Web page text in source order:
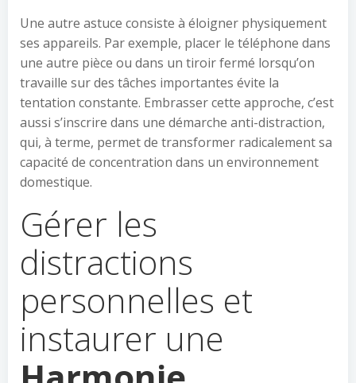
Une autre astuce consiste à éloigner physiquement
ses appareils. Par exemple, placer le téléphone dans
une autre pièce ou dans un tiroir fermé lorsqu’on
travaille sur des tâches importantes évite la
tentation constante. Embrasser cette approche, c’est
aussi s’inscrire dans une démarche anti-distraction,
qui, à terme, permet de transformer radicalement sa
capacité de concentration dans un environnement
domestique.
Gérer les
distractions
personnelles et
instaurer une